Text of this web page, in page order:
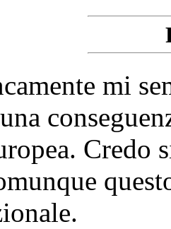
mi
Credo